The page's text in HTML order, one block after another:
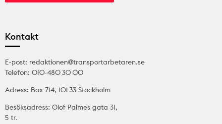
Kontakt
E-post: redaktionen@transportarbetaren.se
Telefon: 010-480 30 00
Adress: Box 714, 101 33 Stockholm
Besöksadress: Olof Palmes gata 31,
5 tr.